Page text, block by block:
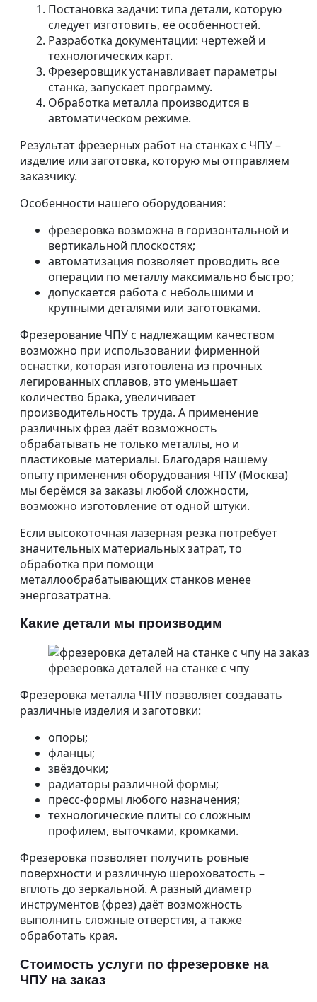
Постановка задачи: типа детали, которую
следует изготовить, её особенностей.
Разработка документации: чертежей и
технологических карт.
Фрезеровщик устанавливает параметры
станка, запускает программу.
Обработка металла производится в
автоматическом режиме.
Результат фрезерных работ на станках с ЧПУ –
изделие или заготовка, которую мы отправляем
заказчику.
Особенности нашего оборудования:
фрезеровка возможна в горизонтальной и
вертикальной плоскостях;
автоматизация позволяет проводить все
операции по металлу максимально быстро;
допускается работа с небольшими и
крупными деталями или заготовками.
Фрезерование ЧПУ с надлежащим качеством
возможно при использовании фирменной
оснастки, которая изготовлена из прочных
легированных сплавов, это уменьшает
количество брака, увеличивает
производительность труда. А применение
различных фрез даёт возможность
обрабатывать не только металлы, но и
пластиковые материалы. Благодаря нашему
опыту применения оборудования ЧПУ (Москва)
мы берёмся за заказы любой сложности,
возможно изготовление от одной штуки.
Если высокоточная лазерная резка потребует
значительных материальных затрат, то
обработка при помощи
металлообрабатывающих станков менее
энергозатратна.
Какие детали мы производим
фрезеровка деталей на станке с чпу
Фрезеровка металла ЧПУ позволяет создавать
различные изделия и заготовки:
опоры;
фланцы;
звёздочки;
радиаторы различной формы;
пресс-формы любого назначения;
технологические плиты со сложным
профилем, выточками, кромками.
Фрезеровка позволяет получить ровные
поверхности и различную шероховатость –
вплоть до зеркальной. А разный диаметр
инструментов (фрез) даёт возможность
выполнить сложные отверстия, а также
обработать края.
Стоимость услуги по фрезеровке на
ЧПУ на заказ